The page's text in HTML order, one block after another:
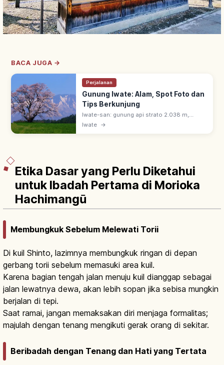
BACA JUGA →
Perjalanan
Gunung Iwate: Alam, Spot Foto dan
Tips Berkunjung
Iwate-san: gunung api strato 2.038 m,
simbol Tohoku. Dijuluki 'Nanbu Fuji' karena
Iwate →
Etika Dasar yang Perlu Diketahui
untuk Ibadah Pertama di Morioka
Hachimangū
Membungkuk Sebelum Melewati Torii
Di kuil Shinto, lazimnya membungkuk ringan di depan
gerbang torii sebelum memasuki area kuil.
Karena bagian tengah jalan menuju kuil dianggap sebagai
jalan lewatnya dewa, akan lebih sopan jika sebisa mungkin
berjalan di tepi.
Saat ramai, jangan memaksakan diri menjaga formalitas;
majulah dengan tenang mengikuti gerak orang di sekitar.
Beribadah dengan Tenang dan Hati yang Tertata